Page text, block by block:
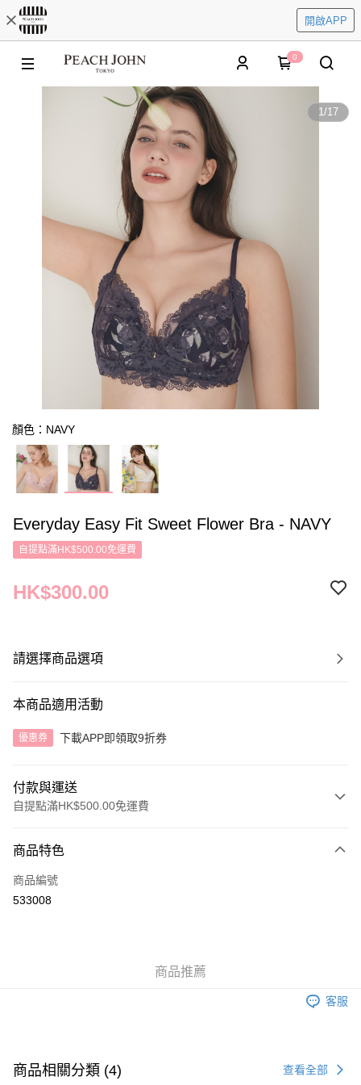
開啟APP
0
1/17
顏色：NAVY
Everyday Easy Fit Sweet Flower Bra - NAVY
自提點滿HK$500.00免運費
HK$300.00
請選擇商品選項
本商品適用活動
優惠券 下載APP即領取9折券
付款與運送
自提點滿HK$500.00免運費
信用卡
AlipayHK
每筆HK$40.00，滿HK$500.00或以上免運費
每筆HK$40.00，滿HK$500.00或以上免運費
商品特色
商品編號
533008
商品推薦
客服
商品相關分類 (4) 查看全部